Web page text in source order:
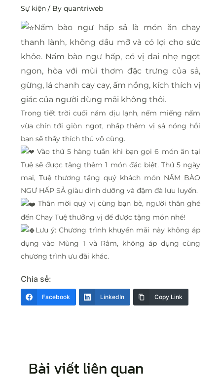
Sự kiện/ By quantriweb
Nấm bào ngư hấp sả là món ăn chay
thanh lành, không dầu mỡ và có lợi cho sức
khỏe. Nấm bào ngư hấp, có vị dai nhẹ ngọt
ngon, hòa với mùi thơm đặc trưng của sả,
gừng, lá chanh cay cay, ấm nồng, kích thích vị
giác của người dùng mãi không thôi.
Trong tiết trời cuối năm dịu lạnh, nếm miếng nấm
vừa chín tới giòn ngọt, nhấp thêm vị sả nóng hổi
bạn sẽ thấy thích thú vô cùng.
Vào thứ 5 hàng tuần khi bạn gọi 6 món ăn tại
Tuệ sẽ được tặng thêm 1 món đặc biệt. Thứ 5 ngày
mai, Tuệ thương tặng quý khách món NẤM BÀO
NGƯ HẤP SẢ giàu dinh dưỡng và đậm đà lưu luyến.
Thân mời quý vị cùng bạn bè, người thân ghé
đến Chay Tuệ thưởng vị để được tặng món nhé!
Lưu ý: Chương trình khuyến mãi này không áp
dụng vào Mùng 1 và Rằm, không áp dụng cùng
chương trình ưu đãi khác.
Chia sẻ:
Facebook LinkedIn Copy Link
Bài viết liên quan